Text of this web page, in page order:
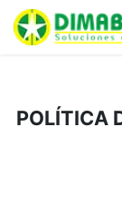
POLÍTICA